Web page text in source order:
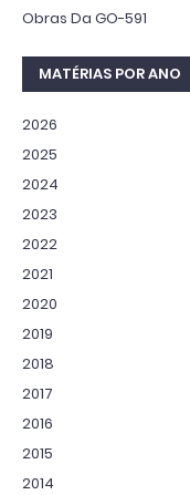
Obras Da GO-591
MATÉRIAS POR ANO
2026
2025
2024
2023
2022
2021
2020
2019
2018
2017
2016
2015
2014